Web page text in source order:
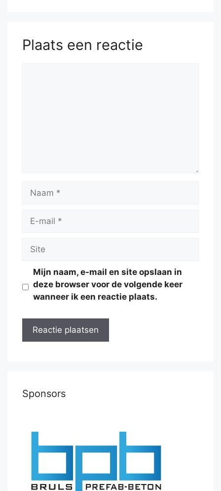
Plaats een reactie
Naam
Site
Mijn naam, e-mail en site opslaan in
deze browser voor de volgende keer
wanneer ik een reactie plaats.
Sponsors